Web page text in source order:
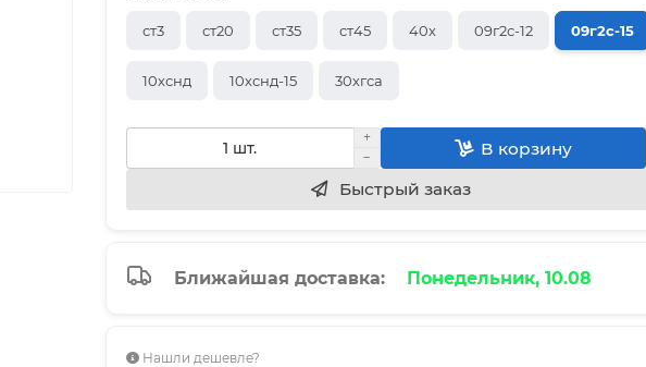
ст3 ст20 ст35 ст45 40х 09г2с-12 09г2с-15
10хснд 10хснд-15 30хгса
В корзину
Быстрый заказ
Ближайшая доставка: Понедельник, 10.08
Нашли дешевле?